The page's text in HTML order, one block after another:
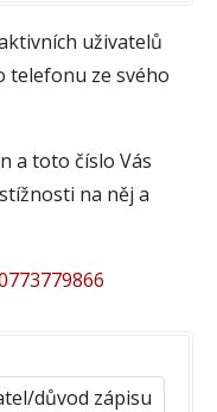
uživatelů
telefonu ze svého
a toto číslo Vás
na něj a
důvod zápisu